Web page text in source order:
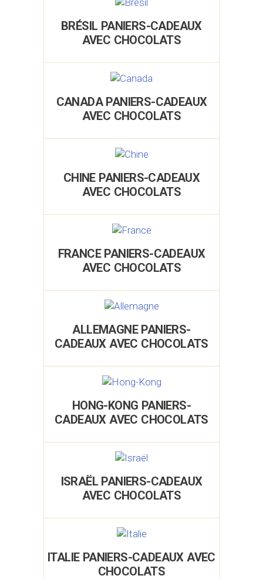
BRÉSIL PANIERS-CADEAUX
AVEC CHOCOLATS
CANADA PANIERS-CADEAUX
AVEC CHOCOLATS
CHINE PANIERS-CADEAUX
AVEC CHOCOLATS
FRANCE PANIERS-CADEAUX
AVEC CHOCOLATS
ALLEMAGNE PANIERS-
CADEAUX AVEC CHOCOLATS
HONG-KONG PANIERS-
CADEAUX AVEC CHOCOLATS
ISRAËL PANIERS-CADEAUX
AVEC CHOCOLATS
ITALIE PANIERS-CADEAUX AVEC
CHOCOLATS